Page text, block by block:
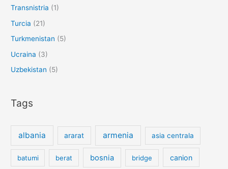
Transnistria (1)
Turcia (21)
Turkmenistan (5)
Ucraina (3)
Uzbekistan (5)
Tags
albania ararat armenia asia centrala
batumi berat bosnia bridge canion